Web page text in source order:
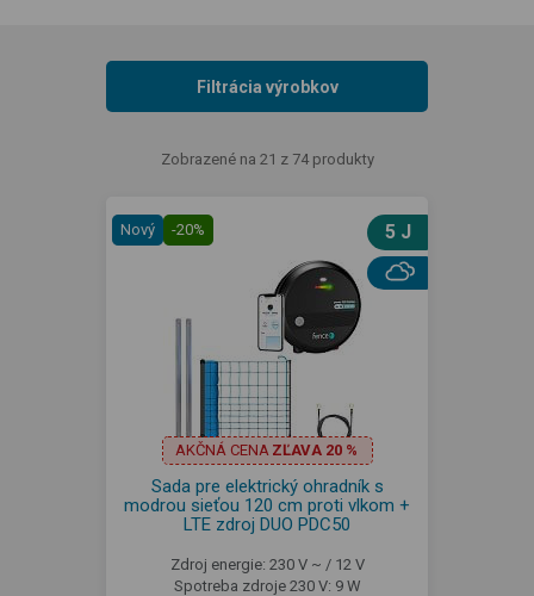
Filtrácia výrobkov
Zobrazené na 21 z 74 produkty
Nový -20% 5 J
AKČNÁ CENA ZĽAVA 20 %
Sada pre elektrický ohradník s
modrou sieťou 120 cm proti vlkom +
LTE zdroj DUO PDC50
Zdroj energie: 230 V ~ / 12 V
Spotreba zdroje 230 V: 9 W